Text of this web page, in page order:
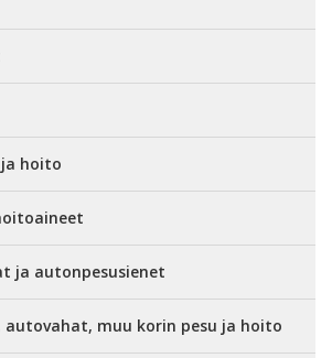
hoito
ja autonpesusienet
muu korin pesu ja hoito